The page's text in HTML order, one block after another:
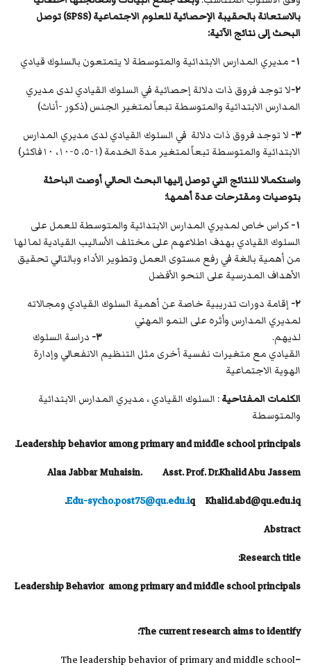
بالاستعانة بالحقيبة الإحصائية للعلوم الاجتماعية (SPSS) توصل
البحث إلى نتائج الآتية:
١- مديري المدارس الابتدائية والمتوسطة لا يتمتعون بالسلوك قيادي
٢- لا توجد فروق ذات دلالة إحصائية في السلوك القيادي لدى مديري
المدارس الابتدائية والمتوسطة تبعاً لمتغير الجنس (ذكور -أناث)
٣- لا توجد فروق ذات دلالة في السلوك القيادي لدى مديري المدارس
الابتدائية والمتوسطة تبعاً لمتغير مدة الخدمة (١-٥، ٥-١٠، ١٠فاكثر)
واستكمالا للنتائج التي توصل إليها البحث الحالي أوصت الباحثة
بتوصيات ومقترحات عدة أهمها:
١- كراس خاص لمديري المدارس الابتدائية والمتوسطة للعمل على
السلوك القيادي بهدف اطلاعهم على مختلف الأساليب القيادية لما لها
من أهمية بالغة في رفع مستوى العمل وتطوير الأداء وبالتالي تحقيق
الأهداف المدرسية على النحو الأفضل
٢- إقامة دورات تدريبية خاصة عن أهمية السلوك القيادي ومجالاته
لمديري المدارس وأثره على النمو المهني
لديهم.٣- دراسة السلوك
القيادي مع متغيرات نفسية أخرى مثل التنظيم الانفعالي وإدارة
الهوية الاجتماعية
الكلمات المفتاحية: السلوك القيادي ، مديري المدارس الابتدائية
والمتوسطة
Leadership behavior among primary and middle school principals.
Alaa Jabbar Muhaisin. Asst. Prof. Dr.Khalid Abu Jassem
Edu-sycho.post75@qu.edu.iq Khalid.abd@qu.edu.iq.
Abstract
Research title:
Leadership Behavior among primary and middle school principals
The current research aims to identify:
–
The leadership behavior of primary and middle school